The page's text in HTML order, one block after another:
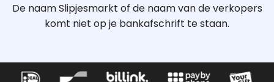
De naam Slipjesmarkt of de naam van de verkopers
komt niet op je bankafschrift te staan.